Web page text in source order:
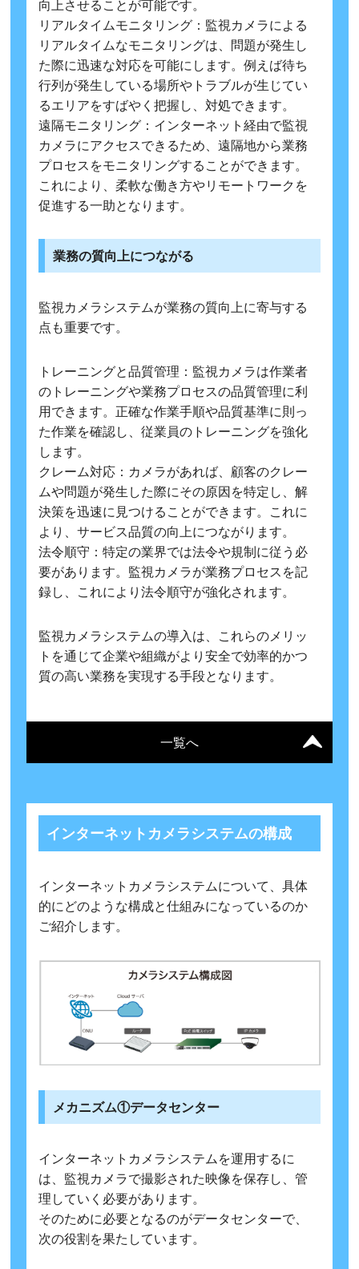
一覧へ
向上させることが可能です。
リアルタイムモニタリング：監視カメラによる
リアルタイムなモニタリングは、問題が発生し
た際に迅速な対応を可能にします。例えば待ち
行列が発生している場所やトラブルが生じてい
るエリアをすばやく把握し、対処できます。
遠隔モニタリング：インターネット経由で監視
カメラにアクセスできるため、遠隔地から業務
プロセスをモニタリングすることができます。
これにより、柔軟な働き方やリモートワークを
促進する一助となります。
業務の質向上につながる
監視カメラシステムが業務の質向上に寄与する
点も重要です。
トレーニングと品質管理：監視カメラは作業者
のトレーニングや業務プロセスの品質管理に利
用できます。正確な作業手順や品質基準に則っ
た作業を確認し、従業員のトレーニングを強化
します。
クレーム対応：カメラがあれば、顧客のクレー
ムや問題が発生した際にその原因を特定し、解
決策を迅速に見つけることができます。これに
より、サービス品質の向上につながります。
法令順守：特定の業界では法令や規制に従う必
要があります。監視カメラが業務プロセスを記
録し、これにより法令順守が強化されます。
監視カメラシステムの導入は、これらのメリッ
トを通じて企業や組織がより安全で効率的かつ
質の高い業務を実現する手段となります。
インターネットカメラシステムの構成
インターネットカメラシステムについて、具体
的にどのような構成と仕組みになっているのか
ご紹介します。
メカニズム①データセンター
インターネットカメラシステムを運用するに
は、監視カメラで撮影された映像を保存し、管
理していく必要があります。
そのために必要となるのがデータセンターで、
次の役割を果たしています。